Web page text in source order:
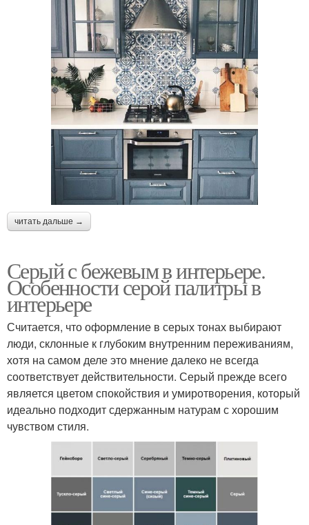
читать дальше →
Серый с бежевым в интерьере.
Особенности серой палитры в
интерьере
Считается, что оформление в серых тонах выбирают
люди, склонные к глубоким внутренним переживаниям,
хотя на самом деле это мнение далеко не всегда
соответствует действительности. Серый прежде всего
является цветом спокойствия и умиротворения, который
идеально подходит сдержанным натурам с хорошим
чувством стиля.